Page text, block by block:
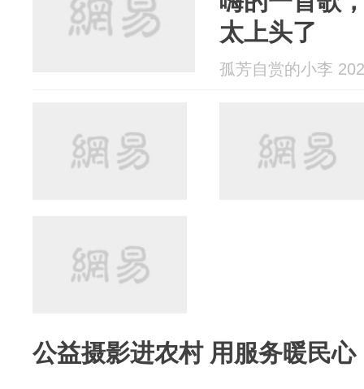
太上头了
孤芳自赏的小李
公益摄影进农村 用服务暖民心